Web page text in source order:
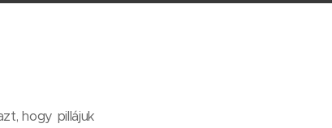
hogy pillájuk